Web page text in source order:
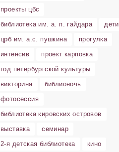
проекты цбс
библиотека им. а. п. гайдара
дети
црб им. а.с. пушкина
прогулка
интенсив
проект карповка
год петербургской культуры
викторина
библионочь
фотосессия
библиотека кировских островов
выставка
семинар
2-я детская библиотека
кино